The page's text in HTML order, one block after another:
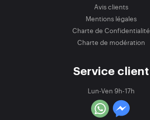
Avis clients
Mentions légales
Charte de Confidentialité
Charte de modération
Service client
Lun-Ven 9h-17h